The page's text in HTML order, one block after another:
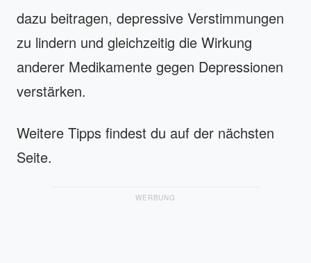
dazu beitragen, depressive Verstimmungen
zu lindern und gleichzeitig die Wirkung
anderer Medikamente gegen Depressionen
verstärken.
Weitere Tipps findest du auf der nächsten
Seite.
WERBUNG